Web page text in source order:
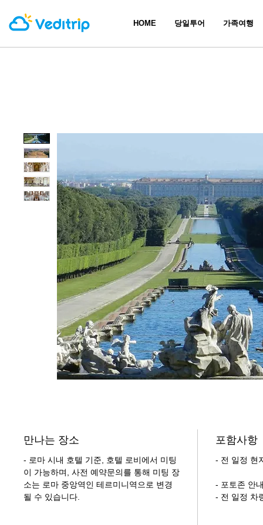
HOME 당일투어 가족여행
만나는 장소
- 로마 시내 호텔 기준, 호텔 로비에서 미팅
이 가능하며, 사전 예약문의를 통해 미팅 장
소는 로마 중앙역인 테르미니역으로 변경
될 수 있습니다.
포함사항
- 전 일정 현
- 포토존 안
- 전 일정 차